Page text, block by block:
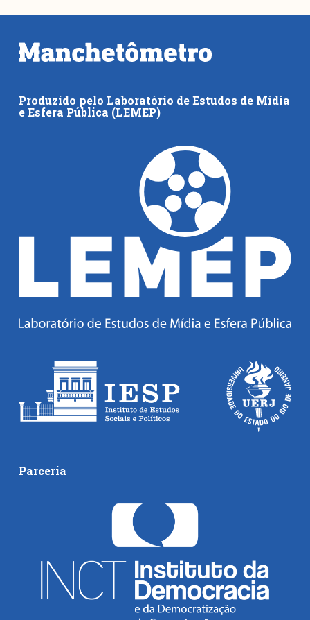
Produzido pelo Laboratório de Estudos de Mídia
e Esfera Pública (LEMEP)
Parceria